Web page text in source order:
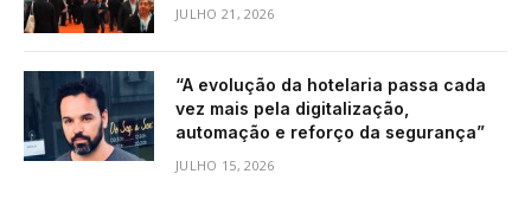
JULHO 21, 2026
“A evolução da hotelaria passa cada
vez mais pela digitalização,
automação e reforço da segurança”
JULHO 15, 2026